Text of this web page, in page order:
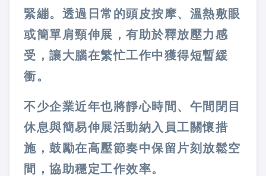
緊繃。透過日常的頭皮按摩、溫熱敷眼
或簡單肩頸伸展，有助於釋放壓力感
受，讓大腦在繁忙工作中獲得短暫緩
衝。
不少企業近年也將靜心時間、午間閉目
休息與簡易伸展活動納入員工關懷措
施，鼓勵在高壓節奏中保留片刻放鬆空
間，協助穩定工作效率。